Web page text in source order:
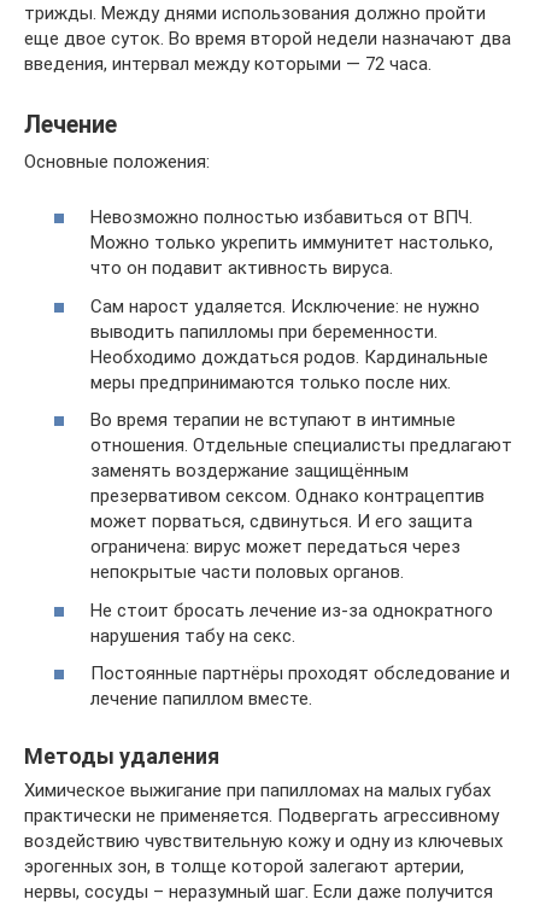
трижды. Между днями использования должно пройти
еще двое суток. Во время второй недели назначают два
введения, интервал между которыми — 72 часа.
Лечение
Основные положения:
Невозможно полностью избавиться от ВПЧ.
Можно только укрепить иммунитет настолько,
что он подавит активность вируса.
Сам нарост удаляется. Исключение: не нужно
выводить папилломы при беременности.
Необходимо дождаться родов. Кардинальные
меры предпринимаются только после них.
Во время терапии не вступают в интимные
отношения. Отдельные специалисты предлагают
заменять воздержание защищённым
презервативом сексом. Однако контрацептив
может порваться, сдвинуться. И его защита
ограничена: вирус может передаться через
непокрытые части половых органов.
Не стоит бросать лечение из-за однократного
нарушения табу на секс.
Постоянные партнёры проходят обследование и
лечение папиллом вместе.
Методы удаления
Химическое выжигание при папилломах на малых губах
практически не применяется. Подвергать агрессивному
воздействию чувствительную кожу и одну из ключевых
эрогенных зон, в толще которой залегают артерии,
нервы, сосуды – неразумный шаг. Если даже получится